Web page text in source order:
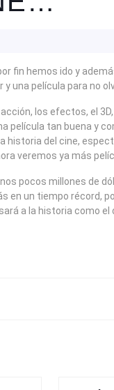
fin hemos ido y
una película para no
los efectos, el
película tan buena y
historia del cine,
veremos ya más
pocos millones de
en un tiempo récord,
a la historia como el